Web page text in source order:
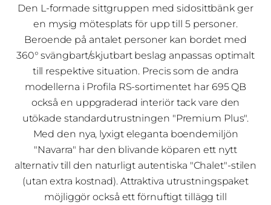
Den L-formade sittgruppen med sidosittbänk ger
en mysig mötesplats för upp till 5 personer.
Beroende på antalet personer kan bordet med
360° svängbart/skjutbart beslag anpassas optimalt
till respektive situation. Precis som de andra
modellerna i Profila RS-sortimentet har 695 QB
också en uppgraderad interiör tack vare den
utökade standardutrustningen "Premium Plus".
Med den nya, lyxigt eleganta boendemiljön
"Navarra" har den blivande köparen ett nytt
alternativ till den naturligt autentiska "Chalet"-stilen
(utan extra kostnad). Attraktiva utrustningspaket
möjliggör också ett förnuftigt tillägg till